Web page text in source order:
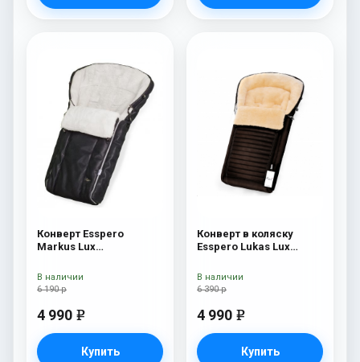
Конверт Esspero
Markus Lux
овечья шерсть) Black
6 190 р
4 990 e
Купить
В наличии
Конверт в коляску
Esspero Lukas Lux
шерсть) Brown
6 390 р
4 990 e
Купить
В наличии